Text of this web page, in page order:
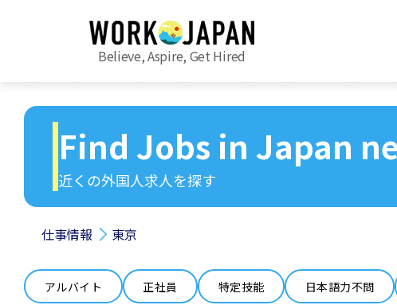
Believe, Aspire, Get Hired
Find Jobs in Japan
近くの外国人求人を探す
仕事情報 東京
アルバイト 正社員 特定技能 日本語力不問